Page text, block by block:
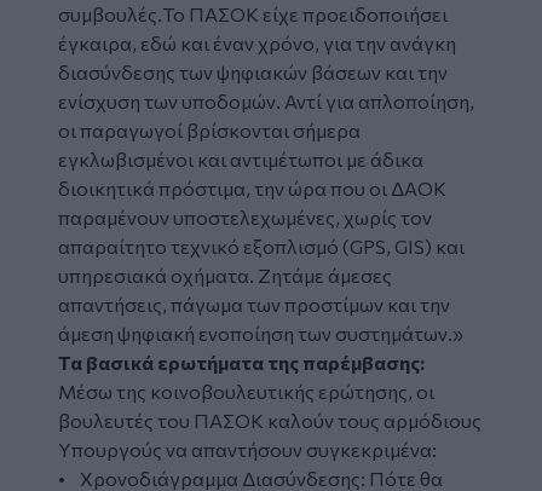
συμβουλές.Το ΠΑΣΟΚ είχε προειδοποιήσει
έγκαιρα, εδώ και έναν χρόνο, για την ανάγκη
διασύνδεσης των ψηφιακών βάσεων και την
ενίσχυση των υποδομών. Αντί για απλοποίηση,
οι παραγωγοί βρίσκονται σήμερα
εγκλωβισμένοι και αντιμέτωποι με άδικα
διοικητικά πρόστιμα, την ώρα που οι ΔΑΟΚ
παραμένουν υποστελεχωμένες, χωρίς τον
απαραίτητο τεχνικό εξοπλισμό (GPS, GIS) και
υπηρεσιακά οχήματα. Ζητάμε άμεσες
απαντήσεις, πάγωμα των προστίμων και την
άμεση ψηφιακή ενοποίηση των συστημάτων.»
Τα βασικά ερωτήματα της παρέμβασης:
Μέσω της κοινοβουλευτικής ερώτησης, οι
βουλευτές του ΠΑΣΟΚ καλούν τους αρμόδιους
Υπουργούς να απαντήσουν συγκεκριμένα:
• Χρονοδιάγραμμα Διασύνδεσης: Πότε θα